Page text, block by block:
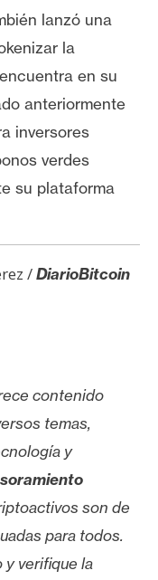
lanzó una
la
en su
anteriormente
inversores
verdes
su plataforma
/DiarioBitcoin
contenido
temas,
y
son de
para todos.
y verifique la